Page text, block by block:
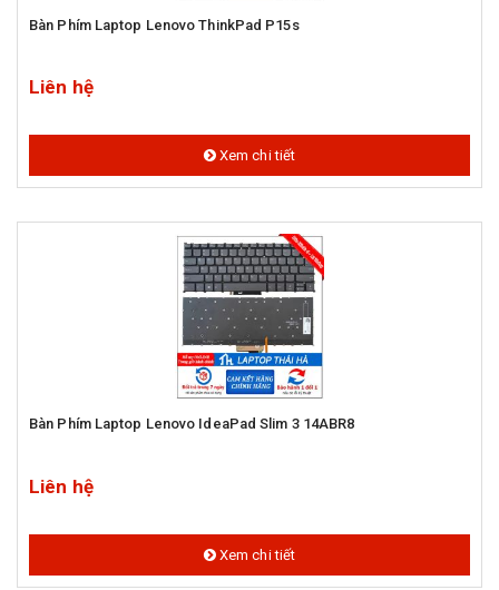
Bàn Phím Laptop Lenovo ThinkPad P15s
Liên hệ
Xem chi tiết
Bàn Phím Laptop Lenovo IdeaPad Slim 3 14ABR8
Liên hệ
Xem chi tiết